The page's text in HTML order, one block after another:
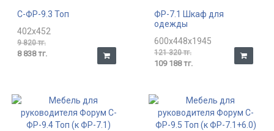
С-ФР-9.3 Топ
402x452
9 820 тг.
8 838 тг.
ФР-7.1 Шкаф для
одежды
600x448x1945
121 320 тг.
109 188 тг.